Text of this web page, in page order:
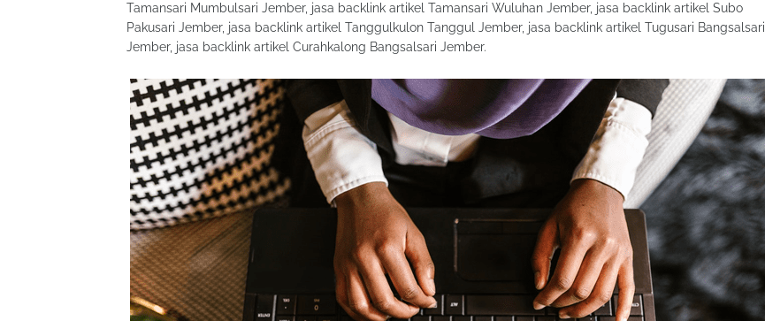
Tamansari Mumbulsari Jember, jasa backlink artikel Tamansari Wuluhan Jember, jasa backlink artikel Subo
Pakusari Jember, jasa backlink artikel Tanggulkulon Tanggul Jember, jasa backlink artikel Tugusari Bangsalsari
Jember, jasa backlink artikel Curahkalong Bangsalsari Jember.